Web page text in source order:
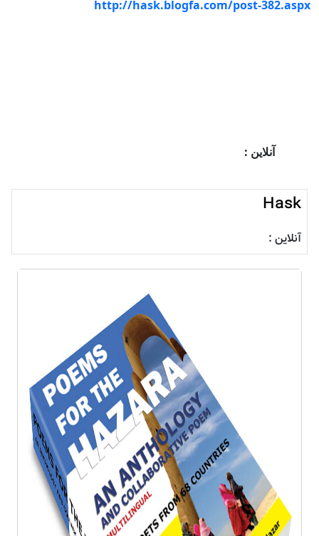
آنلاین :
http://hask.blogfa.com/post-382.aspx
Hask
آنلاین :